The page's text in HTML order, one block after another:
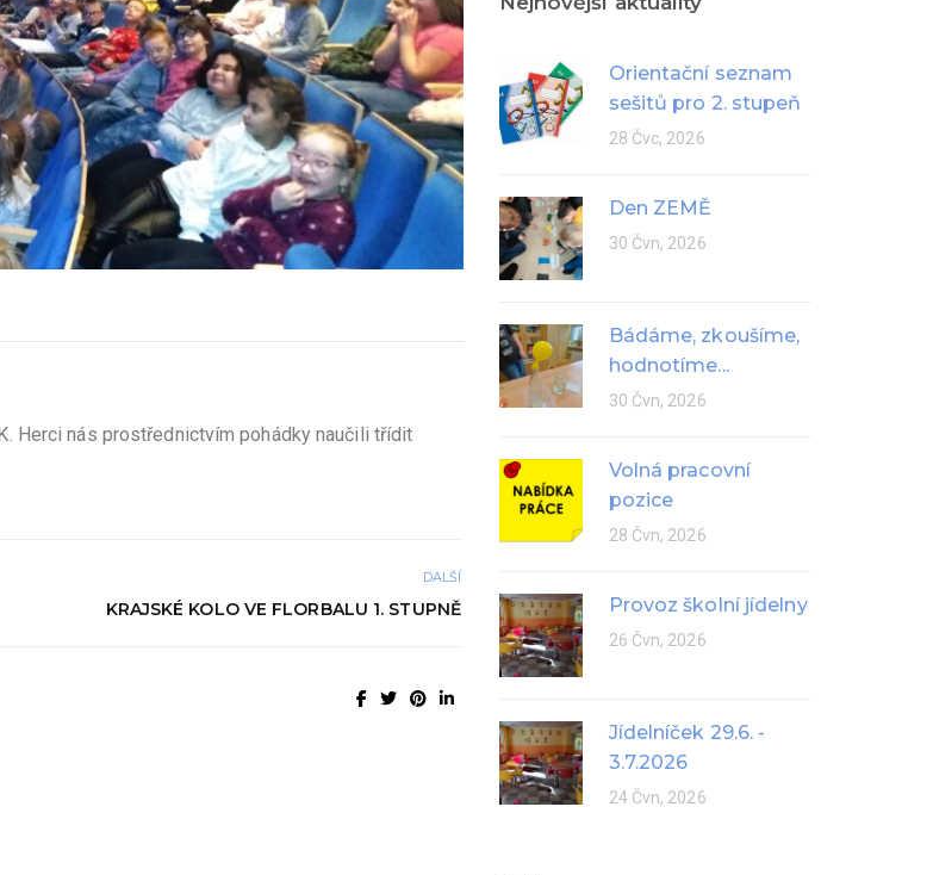
Herci nás prostřednictvím pohádky naučili třídit
DALŠÍ
KRAJSKÉ KOLO VE FLORBALU 1. STUPNĚ
Orientační seznam
sešitů pro 2. stupeň
28 Čvc, 2026
Den ZEMĚ
30 Čvn, 2026
Bádáme, zkoušíme,
hodnotíme...
30 Čvn, 2026
Volná pracovní
pozice
28 Čvn, 2026
Provoz školní jídelny
26 Čvn, 2026
Jídelníček 29.6. -
3.7.2026
24 Čvn, 2026